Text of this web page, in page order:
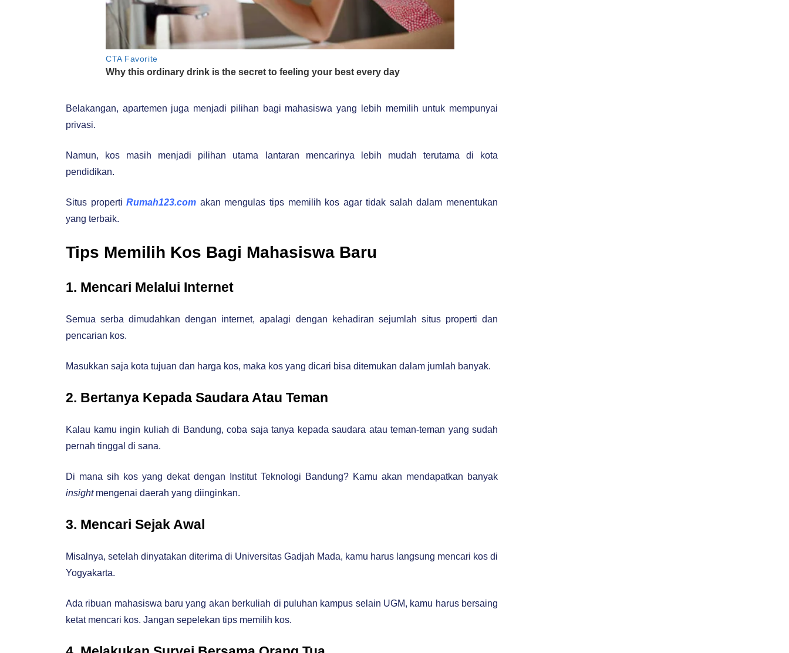
Belakangan, apartemen juga menjadi pilihan bagi mahasiswa yang lebih memilih untuk mempunyai
privasi.
Namun, kos masih menjadi pilihan utama lantaran mencarinya lebih mudah terutama di kota
pendidikan.
Situs propertiRumah123.com akan mengulas tips memilih kos agar tidak salah dalam menentukan
yang terbaik.
Tips Memilih Kos Bagi Mahasiswa Baru
1. Mencari Melalui Internet
Semua serba dimudahkan dengan internet, apalagi dengan kehadiran sejumlah situs properti dan
pencarian kos.
Masukkan saja kota tujuan dan harga kos, maka kos yang dicari bisa ditemukan dalam jumlah banyak.
2. Bertanya Kepada Saudara Atau Teman
Kalau kamu ingin kuliah di Bandung, coba saja tanya kepada saudara atau teman-teman yang sudah
pernah tinggal di sana.
Di mana sih kos yang dekat dengan Institut Teknologi Bandung? Kamu akan mendapatkan banyak
insightmengenai daerah yang diinginkan.
3. Mencari Sejak Awal
Misalnya, setelah dinyatakan diterima di Universitas Gadjah Mada, kamu harus langsung mencari kos di
Yogyakarta.
Ada ribuan mahasiswa baru yang akan berkuliah di puluhan kampus selain UGM, kamu harus bersaing
ketat mencari kos. Jangan sepelekan tips memilih kos.